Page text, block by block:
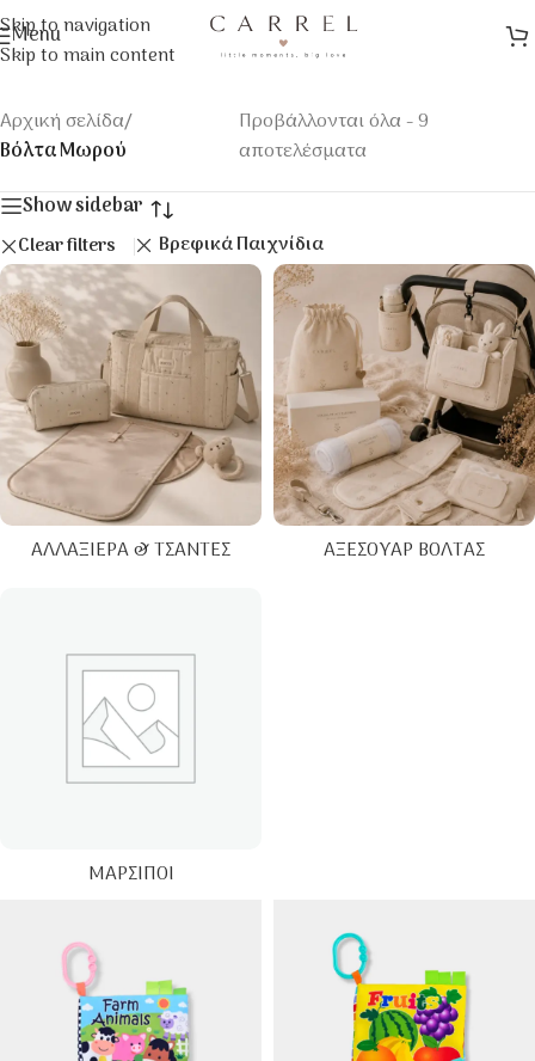
Skip to navigation
Skip to main content
Menu
Αρχική σελίδα/
Βόλτα Μωρού
Προβάλλονται όλα - 9
αποτελέσματα
Show sidebar
Clear filters Βρεφικά Παιχνίδια
ΑΛΛΑΞΙΈΡΑ & ΤΣΆΝΤΕΣ ΑΞΕΣΟΥΆΡ ΒΌΛΤΑΣ
ΜΆΡΣΙΠΟΙ